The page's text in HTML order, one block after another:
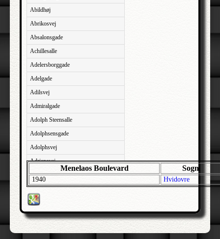
Abildhøj
Abrikosvej
Absalonsgade
Achillesalle
Adelersborggade
Adelgade
Adilsvej
Admiralgade
Adolph Steensalle
Adolphsensgade
Adolphsvej
Adriansvej
Aftenbakken
Agavevej
Agerlandsvej
Agermosen
Menelaos Boulevard Sogn
1940 Hvidovre